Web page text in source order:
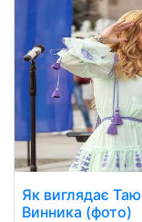
Як виглядає
Винника (фото)